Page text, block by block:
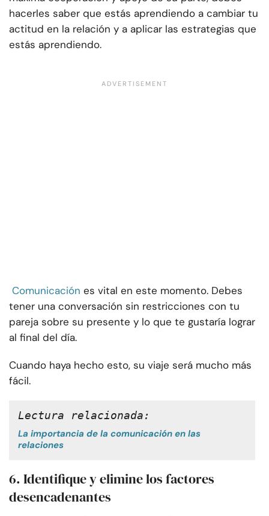
hacerles saber que estás aprendiendo a cambiar tu
actitud en la relación y a aplicar las estrategias que
estás aprendiendo.
Comunicación es vital en este momento. Debes
tener una conversación sin restricciones con tu
pareja sobre su presente y lo que te gustaría lograr
al final del día.
Cuando haya hecho esto, su viaje será mucho más
fácil.
Lectura relacionada:
La importancia de la comunicación en las
relaciones
6. Identifique y elimine los factores
desencadenantes